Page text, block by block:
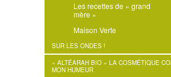
Les recettes de « grand
mère »
Maison Verte
SUR LES ONDES !
« ALTÉARAH BIO » LA COSMÉTIQUE
MON HUMEUR